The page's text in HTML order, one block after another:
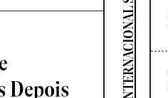
Depois